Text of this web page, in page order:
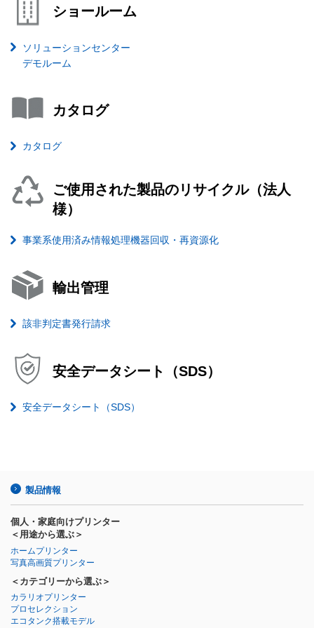
ショールーム
ソリューションセンター
デモルーム
カタログ
カタログ
ご使用された製品のリサイクル（法人
様）
事業系使用済み情報処理機器回収・再資源化
輸出管理
該非判定書発行請求
安全データシート（SDS）
安全データシート（SDS）
製品情報
個人・家庭向けプリンター
＜用途から選ぶ＞
ホームプリンター
写真高画質プリンター
＜カテゴリーから選ぶ＞
カラリオプリンター
プロセレクション
エコタンク搭載モデル